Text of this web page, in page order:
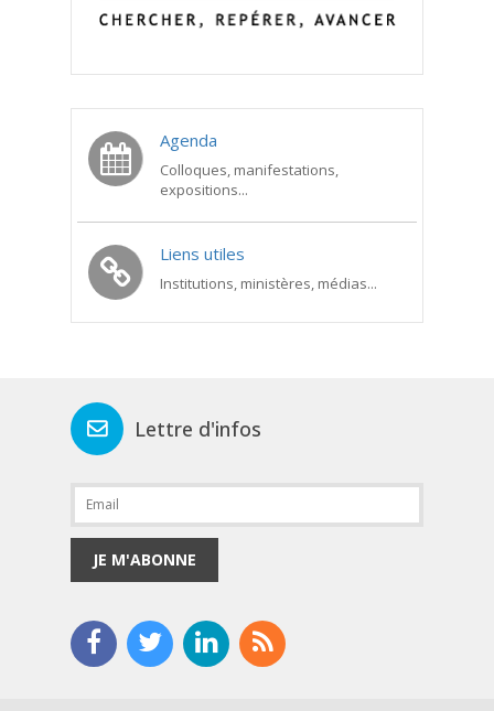
Agenda
Colloques, manifestations,
expositions...
Liens utiles
Institutions, ministères, médias...
Lettre d'infos
JE M'ABONNE